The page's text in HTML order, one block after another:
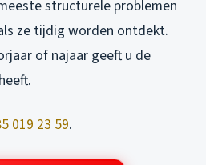
structurele problemen
ze tijdig worden ontdekt.
of najaar geeft u de
019 23 59.